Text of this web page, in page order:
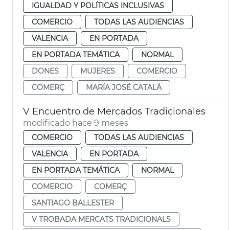
IGUALDAD Y POLÍTICAS INCLUSIVAS
COMERCIO
TODAS LAS AUDIENCIAS
VALENCIA
EN PORTADA
EN PORTADA TEMÁTICA
NORMAL
DONES
MUJERES
COMERCIO
COMERÇ
MARÍA JOSÉ CATALÁ
V Encuentro de Mercados Tradicionales
modificado hace 9 meses
COMERCIO
TODAS LAS AUDIENCIAS
VALENCIA
EN PORTADA
EN PORTADA TEMÁTICA
NORMAL
COMERCIO
COMERÇ
SANTIAGO BALLESTER
V TROBADA MERCATS TRADICIONALS